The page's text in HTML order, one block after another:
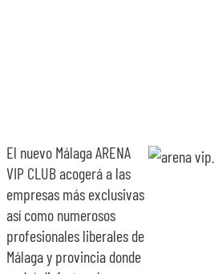
El nuevo Málaga ARENA
VIP CLUB acogerá a las
empresas más exclusivas
así como numerosos
profesionales liberales de
Málaga y provincia donde